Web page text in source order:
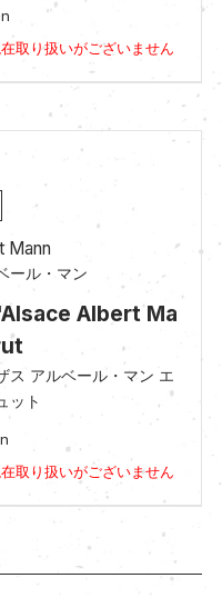
取り扱いがございません
Mann
ール・マン
Albert Ma
ス アルベール・マン エ
ット
取り扱いがございません